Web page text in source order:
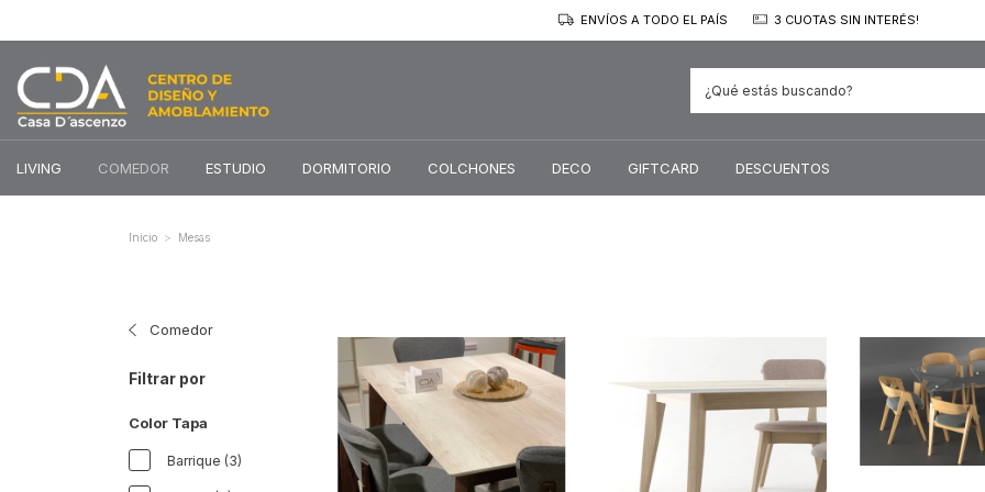
ENVÍOS A TODO EL PAÍS 3 CUOTAS SIN INTERÉS!
LIVING COMEDOR ESTUDIO DORMITORIO COLCHONES DECO GIFTCARD DESCUENTOS
Inicio > Mesas
Comedor
Filtrar por
Color Tapa
Barrique (3)